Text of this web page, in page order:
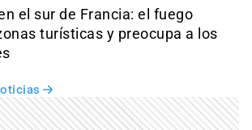
el sur de Francia: el fuego
turísticas y preocupa a los